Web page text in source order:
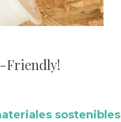
Friendly!
sostenibles